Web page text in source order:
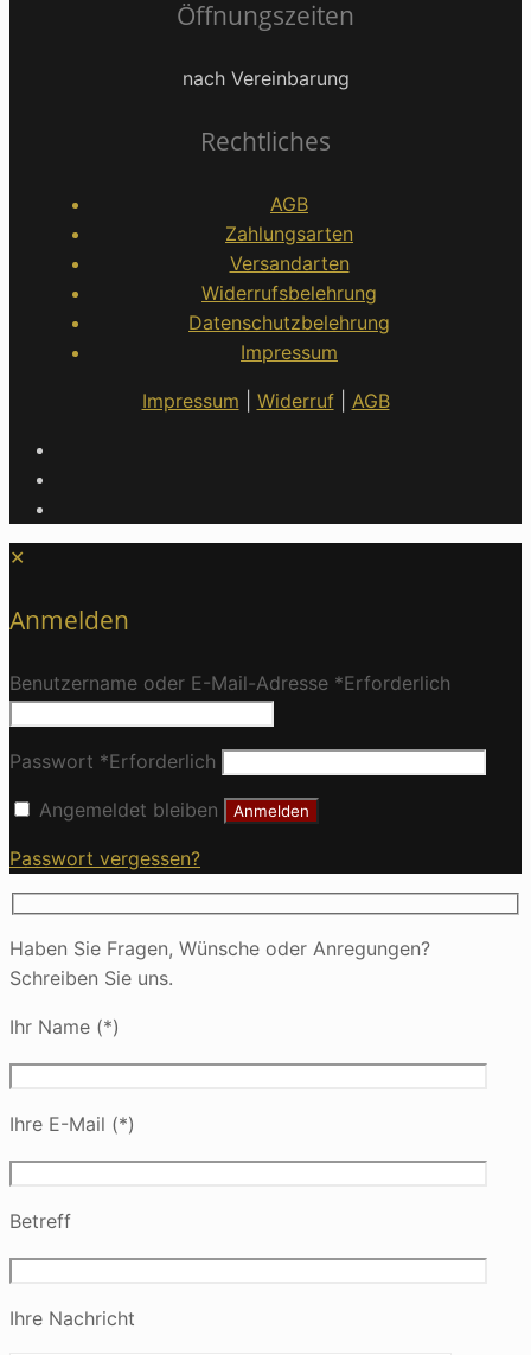
Öffnungszeiten
nach Vereinbarung
Rechtliches
AGB
Zahlungsarten
Versandarten
Widerrufsbelehrung
Datenschutzbelehrung
Impressum
Impressum Widerruf| AGB
✕
Anmelden
Benutzername oder E-Mail-Adresse *Erforderlich
Passwort *Erforderlich
Angemeldet bleiben Anmelden
Passwort vergessen?
Haben Sie Fragen, Wünsche oder Anregungen?
Schreiben Sie uns.
Ihr Name (*)
Ihre E-Mail (*)
Betreff
Ihre Nachricht